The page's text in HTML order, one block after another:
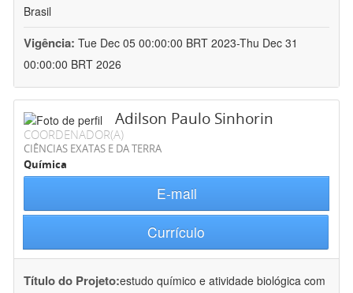
Brasil
Vigência: Tue Dec 05 00:00:00 BRT 2023-Thu Dec 31
00:00:00 BRT 2026
Adilson Paulo Sinhorin
COORDENADOR(A)
CIÊNCIAS EXATAS E DA TERRA
Química
E-mail
Currículo
Título do Projeto:estudo químico e atividade biológica com